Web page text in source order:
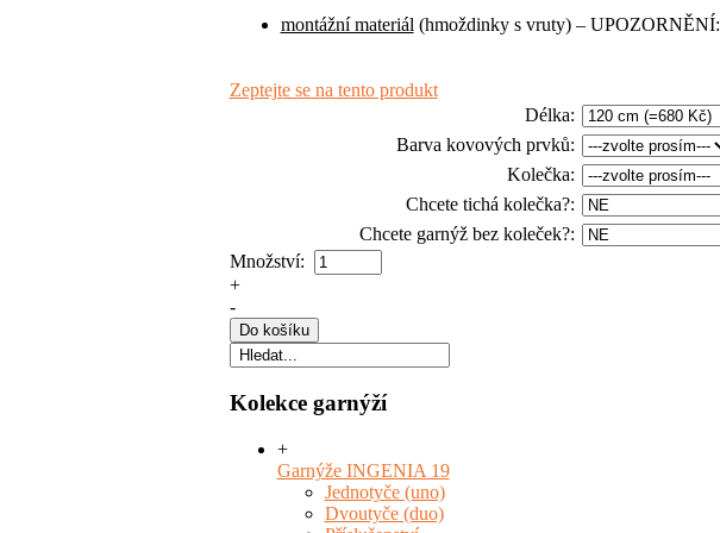
montážní materiál (hmoždinky s vruty) – UPOZORNĚNÍ:
Zeptejte se na tento produkt
Délka:
Barva kovových prvků:
Kolečka:
Chcete tichá kolečka?:
Chcete garnýž bez koleček?:
Množství:
+
-
Kolekce garnýží
+
Garnýže INGENIA 19
Jednotyče (uno)
Dvoutyče (duo)